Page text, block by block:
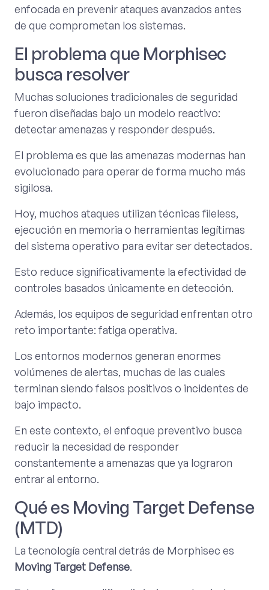
enfocada en prevenir ataques avanzados antes
de que comprometan los sistemas.
El problema que Morphisec
busca resolver
Muchas soluciones tradicionales de seguridad
fueron diseñadas bajo un modelo reactivo:
detectar amenazas y responder después.
El problema es que las amenazas modernas han
evolucionado para operar de forma mucho más
sigilosa.
Hoy, muchos ataques utilizan técnicas fileless,
ejecución en memoria o herramientas legítimas
del sistema operativo para evitar ser detectados.
Esto reduce significativamente la efectividad de
controles basados únicamente en detección.
Además, los equipos de seguridad enfrentan otro
reto importante: fatiga operativa.
Los entornos modernos generan enormes
volúmenes de alertas, muchas de las cuales
terminan siendo falsos positivos o incidentes de
bajo impacto.
En este contexto, el enfoque preventivo busca
reducir la necesidad de responder
constantemente a amenazas que ya lograron
entrar al entorno.
Qué es Moving Target Defense
(MTD)
La tecnología central detrás de Morphisec es
Moving Target Defense.